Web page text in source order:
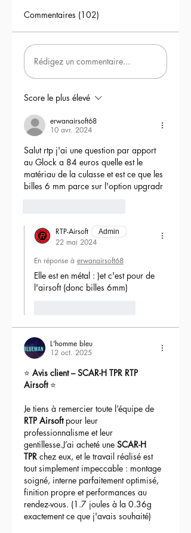
Commentaires (102)
Rédigez un commentaire...
Score le plus élevé
erwanairsoft68
10 avr. 2024
Salut rtp j'ai une question par apport
au Glock a 84 euros quelle est le
matériau de la culasse et est ce que les
billes 6 mm parce sur l'option upgradr
RTP-Airsoft Admin
22 mai 2024
En réponse à erwanairsoft68
Elle est en métal : )et c'est pour de
l'airsoft (donc billes 6mm)
L'homme bleu
12 oct. 2025
⭐ Avis client – SCAR-H TPR RTP
Airsoft ⭐
Je tiens à remercier toute l’équipe de
RTP Airsoft pour leur
professionnalisme et leur
gentillesse.J’ai acheté une SCAR-H
TPR chez eux, et le travail réalisé est
tout simplement impeccable : montage
soigné, interne parfaitement optimisé,
finition propre et performances au
rendez-vous. (1.7 joules à la 0.36g
exactement ce que j'avais souhaité)